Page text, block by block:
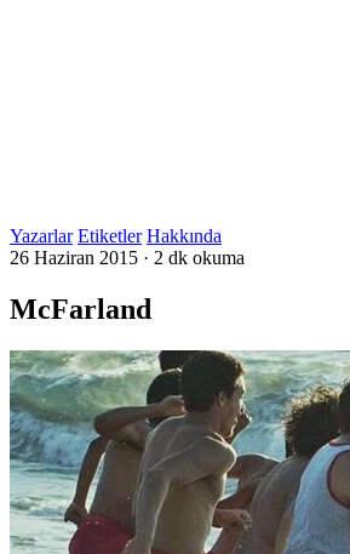
Yazarlar Etiketler Hakkında
26 Haziran 2015 · 2 dk okuma
McFarland